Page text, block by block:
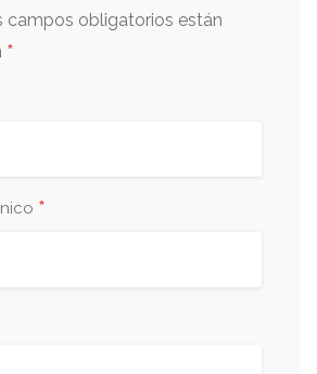
campos obligatorios están
*
*